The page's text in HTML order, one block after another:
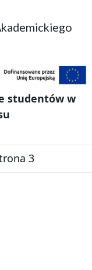
studentów w
3